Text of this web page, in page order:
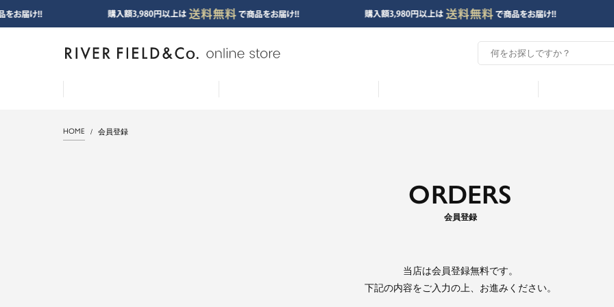
HOME 会員登録
ORDERS
会員登録
当店は会員登録無料です。
下記の内容をご入力の上、お進みください。